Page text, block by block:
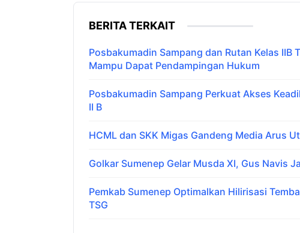
BERITA TERKAIT
Posbakumadin Sampang dan Rutan Kelas IIB
Mampu Dapat Pendampingan Hukum
Posbakumadin Sampang Perkuat Akses
II B
HCML dan SKK Migas Gandeng Media Arus
Golkar Sumenep Gelar Musda XI, Gus Navis
Pemkab Sumenep Optimalkan Hilirisasi
TSG